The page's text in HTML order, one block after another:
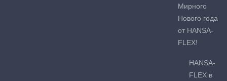
Мирного
Нового года
от HANSA-
FLEX!
HANSA-
FLEX в